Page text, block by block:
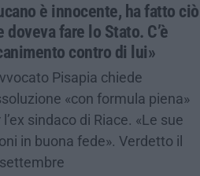
è innocente, ha fatto ciò
doveva fare lo Stato. C’è
contro di lui»
Pisapia chiede
«con formula piena»
l’ex sindaco di Riace. «Le sue
in buona fede». Verdetto il